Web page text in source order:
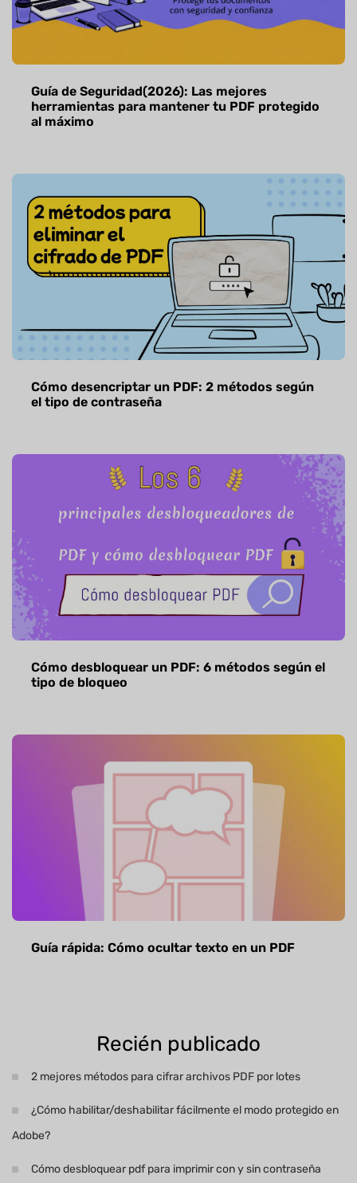
Guía de Seguridad(2026): Las mejores
herramientas para mantener tu PDF protegido
al máximo
Cómo desencriptar un PDF: 2 métodos según
el tipo de contraseña
Cómo desbloquear un PDF: 6 métodos según el
tipo de bloqueo
Guía rápida: Cómo ocultar texto en un PDF
Recién publicado
2 mejores métodos para cifrar archivos PDF por lotes
¿Cómo habilitar/deshabilitar fácilmente el modo protegido en
Adobe?
Cómo desbloquear pdf para imprimir con y sin contraseña